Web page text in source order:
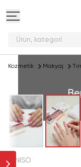
Ürün, kat
Kozmetik Makyaj
MINISO